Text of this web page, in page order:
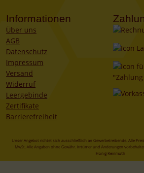
Informationen
Über uns
AGB
Datenschutz
Impressum
Versand
Widerruf
Leergebinde
Zertifikate
Barrierefreiheit
Unser Angebot richtet sich ausschließlich an Gewerbetreibende. Alle
MwSt. Alle Angaben ohne Gewähr. Irrtümer und Änderungen
Honig Reinmuth